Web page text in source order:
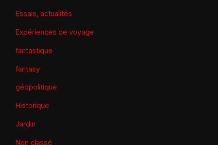
Essais, actualités
Expériences de voyage
fantastique
fantasy
géopolitique
Historique
Jardin
Non classé